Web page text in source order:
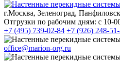
г.Москва, Зеленоград,
Отгрузки по рабочим дням: с 10-
+7 (495) 739-02-84 +7 (926) 248-
office@marion-org.ru